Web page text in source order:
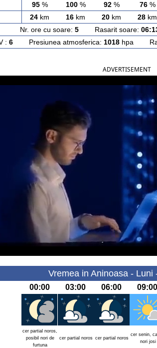
95% 100% 92% 76%
24 km 16 km 20 km 28 km
Nr. ore cu soare: 5 Rasarit soare:
: 6 Presiunea atmosferica: 1018 hpa
ADVERTISEMENT
Vremea in Aninoasa - Luni
00:00 03:00 06:00 09:00
cer partial noros,
posibil nori de
furtuna
cer partial noros cer partial noros
cer senin,
nori josi